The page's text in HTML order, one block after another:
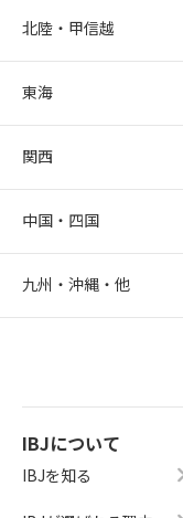
北陸・甲信越
東海
関西
中国・四国
九州・沖縄・他
IBJについて
IBJを知る